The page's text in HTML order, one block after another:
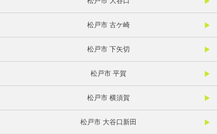
松戸市 古ケ崎
松戸市 下矢切
松戸市 平賀
松戸市 横須賀
松戸市 大谷口新田